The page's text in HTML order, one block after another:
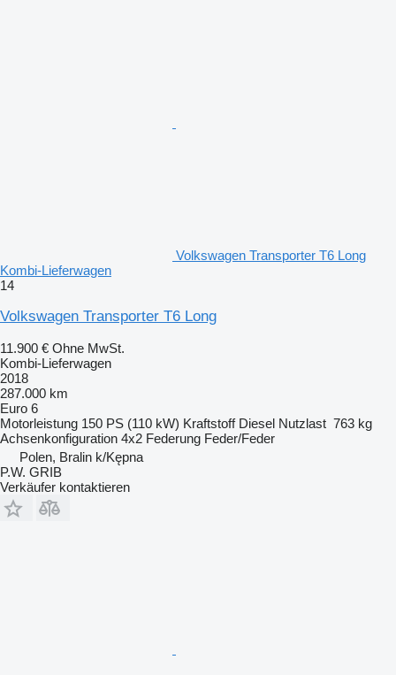
Volkswagen Transporter T6 Long
Kombi-Lieferwagen
14
Volkswagen Transporter T6 Long
11.900 € Ohne MwSt.
Kombi-Lieferwagen
2018
287.000 km
Euro 6
Motorleistung 150 PS (110 kW) Kraftstoff Diesel Nutzlast 763 kg
Achsenkonfiguration 4x2 Federung Feder/Feder
Polen, Bralin k/Kępna
P.W. GRIB
Verkäufer kontaktieren